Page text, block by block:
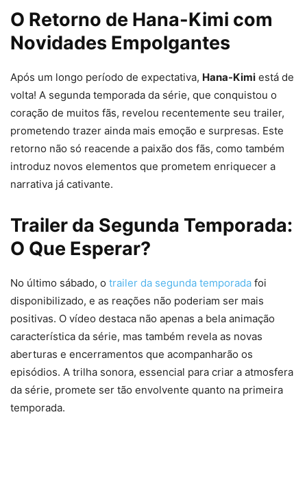
O Retorno de Hana-Kimi com
Novidades Empolgantes
Após um longo período de expectativa, Hana-Kimi está de
volta! A segunda temporada da série, que conquistou o
coração de muitos fãs, revelou recentemente seu trailer,
prometendo trazer ainda mais emoção e surpresas. Este
retorno não só reacende a paixão dos fãs, como também
introduz novos elementos que prometem enriquecer a
narrativa já cativante.
Trailer da Segunda Temporada:
O Que Esperar?
No último sábado, o trailer da segunda temporada foi
disponibilizado, e as reações não poderiam ser mais
positivas. O vídeo destaca não apenas a bela animação
característica da série, mas também revela as novas
aberturas e encerramentos que acompanharão os
episódios. A trilha sonora, essencial para criar a atmosfera
da série, promete ser tão envolvente quanto na primeira
temporada.